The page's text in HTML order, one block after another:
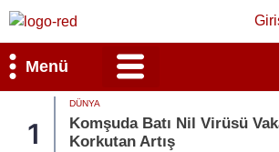
Menü
1
DÜNYA
Komşuda Batı Nil Virüsü
Korkutan Artış